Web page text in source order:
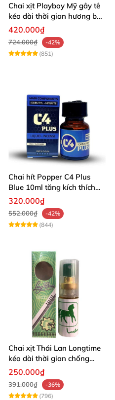
Chai xịt Playboy Mỹ gây tê
kéo dài thời gian hương bạc
hà
420.000₫
724.000₫
-42%
(851)
Chai hít Popper C4 Plus
Blue 10ml tăng kích thích
quan hệ mạnh mẽ
320.000₫
552.000₫
-42%
(844)
Chai xịt Thái Lan Longtime
kéo dài thời gian chống
xuất tinh sớm
250.000₫
391.000₫
-36%
(796)